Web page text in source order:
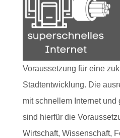
Voraussetzung für eine
Stadtentwicklung. Die
mit schnellem Internet und
sind hierfür die
Wirtschaft, Wissenschaft,